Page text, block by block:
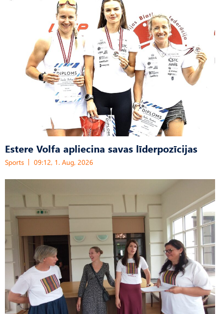
Estere Volfa apliecina savas līderpozīcijas
Sports 09:12, 1. Aug, 2026